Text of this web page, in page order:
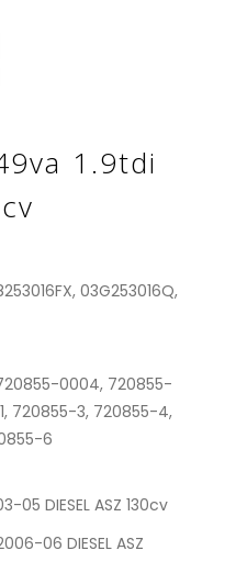
1.9tdi
03G253016Q,
0004, 720855-
720855-3, 720855-4,
6
05 DIESEL ASZ 130cv
06 DIESEL ASZ